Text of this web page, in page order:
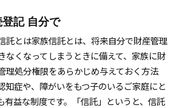
登記 自分で
託とは家族信託とは、将来自分で財産管理
なくなってしまうときに備えて、家族に財
理処分権限をあらかじめ与えておく方法
知症や、障がいをもつ子のいるご家庭にと
有益な制度です。「信託」というと、信託